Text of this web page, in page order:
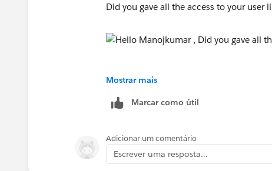
Did you gave all the access to your user
Mostrar mais
Marcar como útil
Adicionar um comentário
Escrever uma resposta...